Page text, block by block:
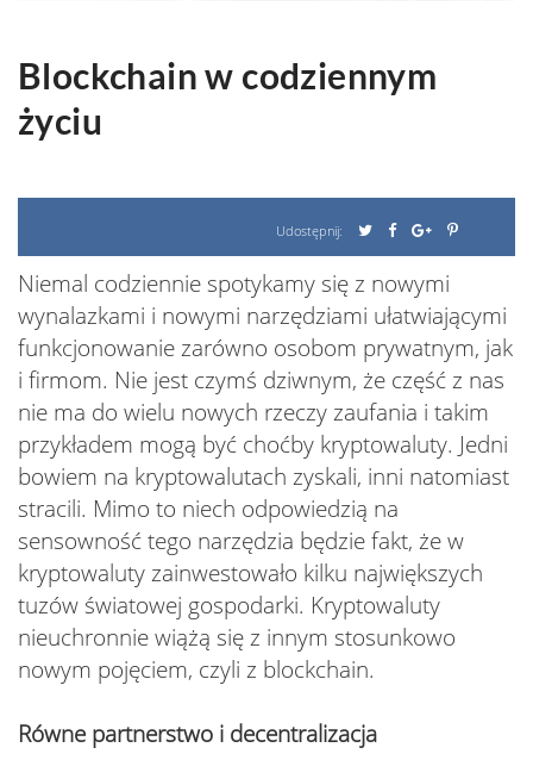
Blockchain w codziennym
życiu
Udostępnij:
Niemal codziennie spotykamy się z nowymi
wynalazkami i nowymi narzędziami ułatwiającymi
funkcjonowanie zarówno osobom prywatnym, jak
i firmom. Nie jest czymś dziwnym, że część z nas
nie ma do wielu nowych rzeczy zaufania i takim
przykładem mogą być choćby kryptowaluty. Jedni
bowiem na kryptowalutach zyskali, inni natomiast
stracili. Mimo to niech odpowiedzią na
sensowność tego narzędzia będzie fakt, że w
kryptowaluty zainwestowało kilku największych
tuzów światowej gospodarki. Kryptowaluty
nieuchronnie wiążą się z innym stosunkowo
nowym pojęciem, czyli z blockchain.
Równe partnerstwo i decentralizacja